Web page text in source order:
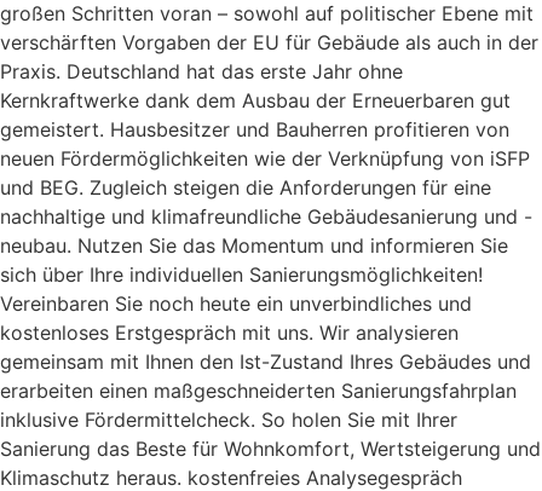
großen Schritten voran – sowohl auf politischer Ebene mit
verschärften Vorgaben der EU für Gebäude als auch in der
Praxis. Deutschland hat das erste Jahr ohne
Kernkraftwerke dank dem Ausbau der Erneuerbaren gut
gemeistert. Hausbesitzer und Bauherren profitieren von
neuen Fördermöglichkeiten wie der Verknüpfung von iSFP
und BEG. Zugleich steigen die Anforderungen für eine
nachhaltige und klimafreundliche Gebäudesanierung und -
neubau. Nutzen Sie das Momentum und informieren Sie
sich über Ihre individuellen Sanierungsmöglichkeiten!
Vereinbaren Sie noch heute ein unverbindliches und
kostenloses Erstgespräch mit uns. Wir analysieren
gemeinsam mit Ihnen den Ist-Zustand Ihres Gebäudes und
erarbeiten einen maßgeschneiderten Sanierungsfahrplan
inklusive Fördermittelcheck. So holen Sie mit Ihrer
Sanierung das Beste für Wohnkomfort, Wertsteigerung und
Klimaschutz heraus. kostenfreies Analysegespräch